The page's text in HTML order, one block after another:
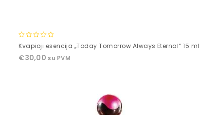
0
of
Kvapioji esencija „Today Tomorrow Always Eternal“ 15 ml
€30,00 su PVM